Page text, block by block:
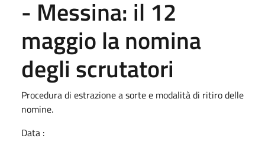
- Messina: il 12
maggio la nomina
degli scrutatori
Procedura di estrazione a sorte e modalità di ritiro delle
nomine.
Data :